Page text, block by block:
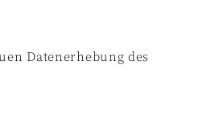
Datenerhebung des